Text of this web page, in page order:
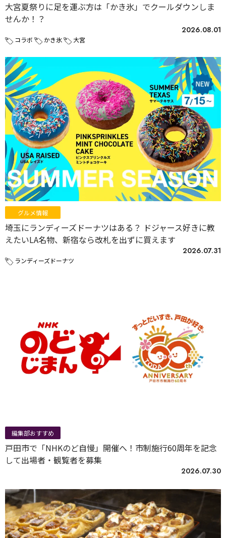
大宮夏祭りに足を運ぶ方は「かき氷」でクールダウンしま
せんか！？
2026.08.01
コラボ かき氷 大宮
グルメ情報
埼玉にランディーズドーナツはある？ ドジャース好きに教
えたいLA名物、新宿なら改札を出ずに買えます
2026.07.31
ランディーズドーナツ
編集部おすすめ
戸田市で「NHKのど自慢」開催へ！市制施行60周年を記念
して出場者・観覧者を募集
2026.07.30